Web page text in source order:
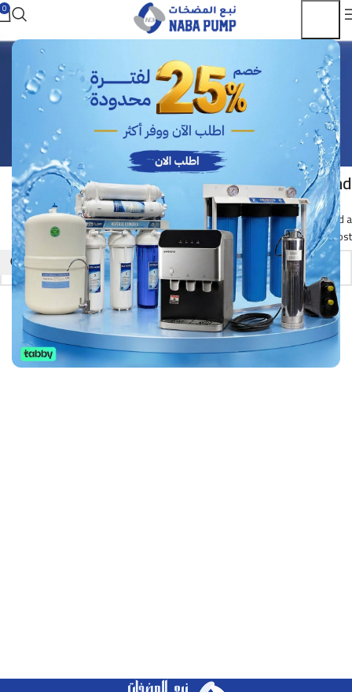
0
Uncategorized
الرئيسية Archive by Category "Uncategorized"
Nothing Found
Apologies, but no results were found. Perhaps searching will help find a
related post.